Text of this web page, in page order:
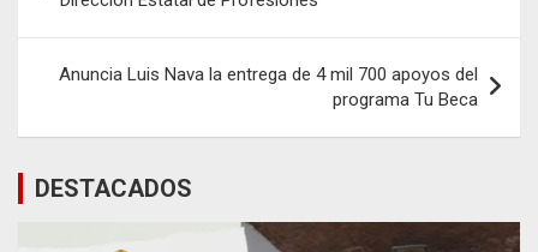
entradas
Anuncia Luis Nava la entrega de 4 mil 700 apoyos del
programa Tu Beca
DESTACADOS